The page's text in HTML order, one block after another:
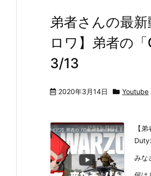
弟者さんの最
ロワ】弟者の
3/13
2020年3月14日 Youtube
【
みな